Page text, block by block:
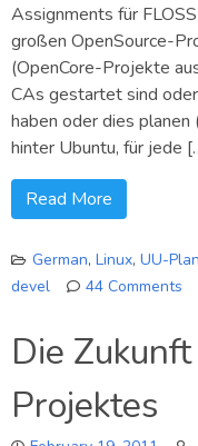
Assignments für
großen OpenSource-
(OpenCore-Projekte
CAs gestartet sind
haben oder dies planen
hinter Ubuntu, für jede
Read More
German, Linux, UU-
devel
44 Comments
Die
Projektes